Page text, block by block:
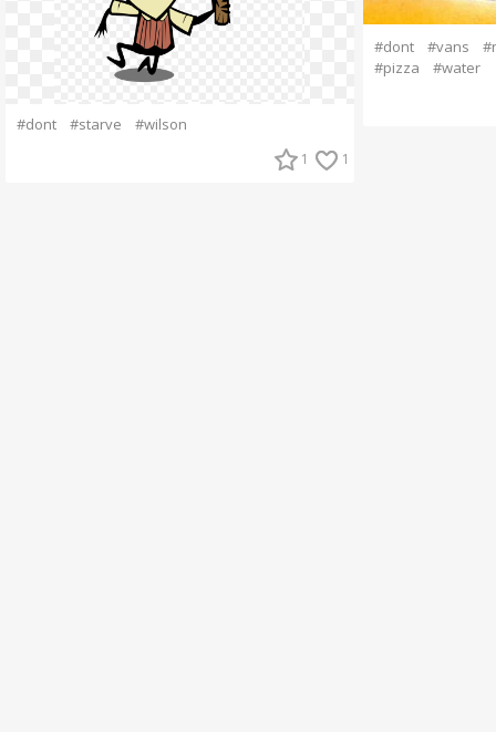
#dont #starve #wilson
1 1
#dont #vans
#pizza
#water